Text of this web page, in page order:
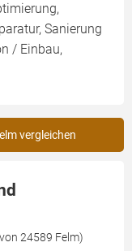
Sanierung
/ Einbau,
vergleichen
24589 Felm)